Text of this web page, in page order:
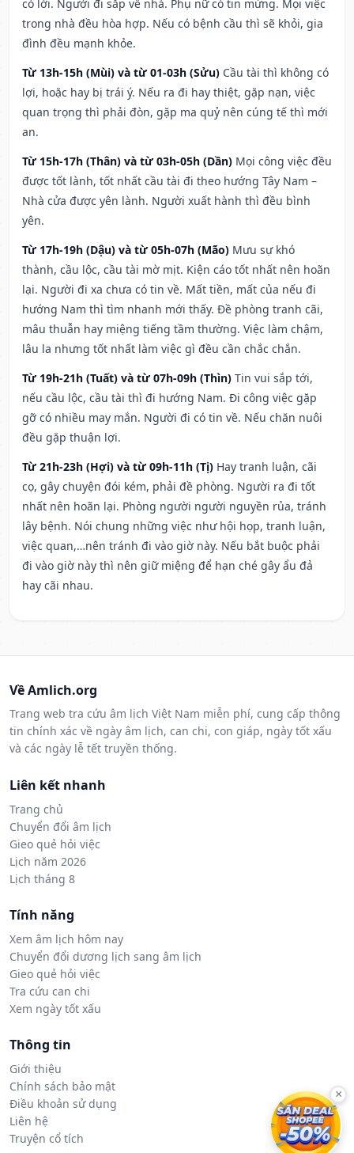
có lời. Người đi sắp về nhà. Phụ nữ có tin mừng. Mọi việc
trong nhà đều hòa hợp. Nếu có bệnh cầu thì sẽ khỏi, gia
đình đều mạnh khỏe.
Từ 13h-15h (Mùi) và từ 01-03h (Sửu) Cầu tài thì không có
lợi, hoặc hay bị trái ý. Nếu ra đi hay thiệt, gặp nạn, việc
quan trọng thì phải đòn, gặp ma quỷ nên cúng tế thì mới
an.
Từ 15h-17h (Thân) và từ 03h-05h (Dần) Mọi công việc đều
được tốt lành, tốt nhất cầu tài đi theo hướng Tây Nam –
Nhà cửa được yên lành. Người xuất hành thì đều bình
yên.
Từ 17h-19h (Dậu) và từ 05h-07h (Mão) Mưu sự khó
thành, cầu lộc, cầu tài mờ mịt. Kiện cáo tốt nhất nên hoãn
lại. Người đi xa chưa có tin về. Mất tiền, mất của nếu đi
hướng Nam thì tìm nhanh mới thấy. Đề phòng tranh cãi,
mâu thuẫn hay miệng tiếng tầm thường. Việc làm chậm,
lâu la nhưng tốt nhất làm việc gì đều cần chắc chắn.
Từ 19h-21h (Tuất) và từ 07h-09h (Thìn) Tin vui sắp tới,
nếu cầu lộc, cầu tài thì đi hướng Nam. Đi công việc gặp
gỡ có nhiều may mắn. Người đi có tin về. Nếu chăn nuôi
đều gặp thuận lợi.
Từ 21h-23h (Hợi) và từ 09h-11h (Tị) Hay tranh luận, cãi
cọ, gây chuyện đói kém, phải đề phòng. Người ra đi tốt
nhất nên hoãn lại. Phòng người người nguyền rủa, tránh
lây bệnh. Nói chung những việc như hội họp, tranh luận,
việc quan,…nên tránh đi vào giờ này. Nếu bắt buộc phải
đi vào giờ này thì nên giữ miệng để hạn ché gây ẩu đả
hay cãi nhau.
Về Amlich.org
Trang web tra cứu âm lịch Việt Nam miễn phí, cung cấp thông
tin chính xác về ngày âm lịch, can chi, con giáp, ngày tốt xấu
và các ngày lễ tết truyền thống.
Liên kết nhanh
Trang chủ
Chuyển đổi âm lịch
Gieo quẻ hỏi việc
Lịch năm 2026
Lịch tháng 8
Tính năng
Xem âm lịch hôm nay
Chuyển đổi dương lịch sang âm lịch
Gieo quẻ hỏi việc
Tra cứu can chi
Xem ngày tốt xấu
Thông tin
Giới thiệu
Chính sách bảo mật
Điều khoản sử dụng
Liên hệ
Truyện cổ tích
×